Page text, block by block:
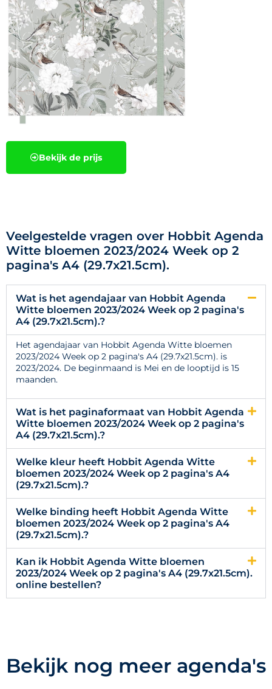
Bekijk de prijs
Veelgestelde vragen over Hobbit Agenda
Witte bloemen 2023/2024 Week op 2
pagina's A4 (29.7x21.5cm).
Wat is het agendajaar van Hobbit Agenda
Witte bloemen 2023/2024 Week op 2 pagina's
A4 (29.7x21.5cm).?
Het agendajaar van Hobbit Agenda Witte bloemen
2023/2024 Week op 2 pagina's A4 (29.7x21.5cm). is
2023/2024. De beginmaand is Mei en de looptijd is 15
maanden.
Wat is het paginaformaat van Hobbit Agenda
Witte bloemen 2023/2024 Week op 2 pagina's
A4 (29.7x21.5cm).?
Welke kleur heeft Hobbit Agenda Witte
bloemen 2023/2024 Week op 2 pagina's A4
(29.7x21.5cm).?
Welke binding heeft Hobbit Agenda Witte
bloemen 2023/2024 Week op 2 pagina's A4
(29.7x21.5cm).?
Kan ik Hobbit Agenda Witte bloemen
2023/2024 Week op 2 pagina's A4 (29.7x21.5cm).
online bestellen?
Bekijk nog meer agenda's